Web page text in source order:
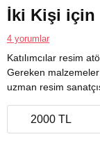
İki Kişi için
4 yorumlar
Katılımcılar resim
Gereken
uzman resim
2000 TL